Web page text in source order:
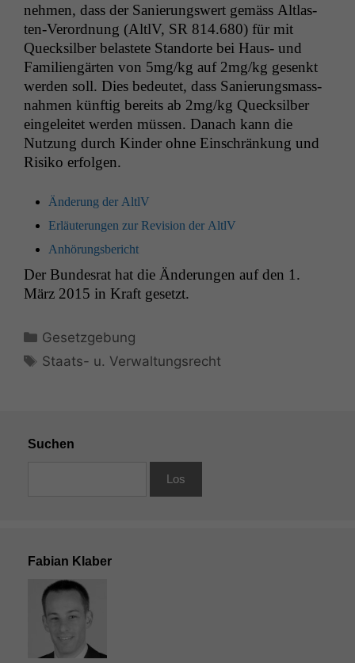
nehmen, dass der Sanierungswert gemäss Alt­las­
ten-Verord­nung (AltlV, SR 814.680) für mit
Queck­sil­ber belastete Stan­dorte bei Haus- und
Fam­i­liengärten von 5mg/kg auf 2mg/kg gesenkt
wer­den soll. Dies bedeutet, dass Sanierungs­mass­
nah­men kün­ftig bere­its ab 2mg/kg Queck­sil­ber
ein­geleit­et wer­den müssen. Danach kann die
Nutzung durch Kinder ohne Ein­schränkung und
Risiko erfolgen.
Änderung der AltlV
Erläuterun­gen zur Revi­sion der AltlV
Anhörungs­bericht
Der Bun­desrat hat die Änderun­gen auf den 1.
März 2015 in Kraft gesetzt.
Kategorien
Gesetzgebung
Schlagwörter
Staats- u. Verwaltungsrecht
Suchen
Fabian Klaber